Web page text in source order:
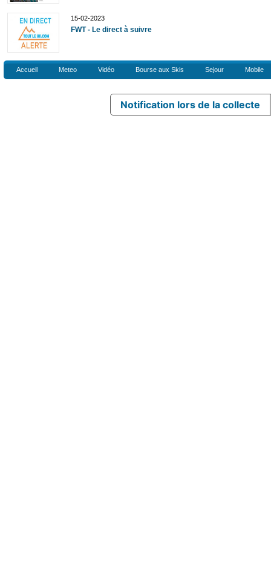
15-02-2023
FWT - Le direct à suivre
Accueil Meteo Vidéo Bourse aux Skis Sejour Mobile
Notification lors de la collecte